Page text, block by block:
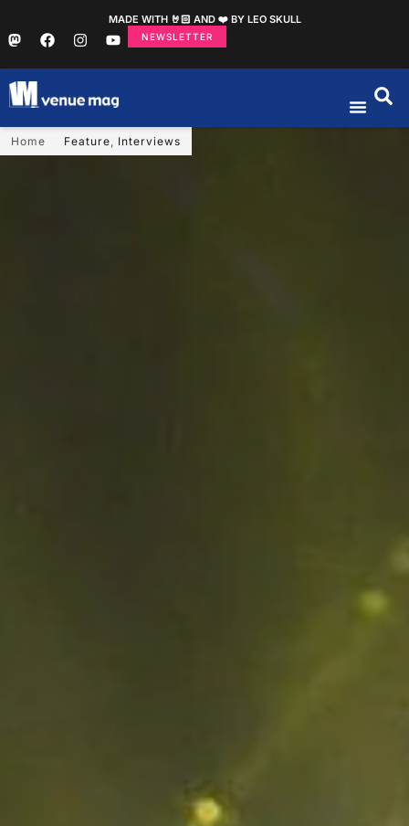
MADE WITH 🤘🏻 AND ❤️ BY LEO SKULL
NEWSLETTER
Home Feature, Interviews